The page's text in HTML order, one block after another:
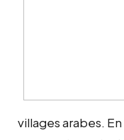
villages arabes.